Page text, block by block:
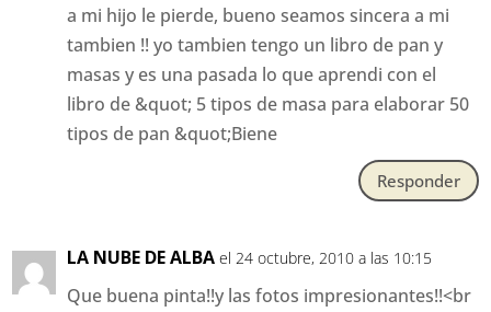
a mi hijo le pierde, bueno seamos sincera a mi
tambien !! yo tambien tengo un libro de pan y
masas y es una pasada lo que aprendi con el
libro de &quot; 5 tipos de masa para elaborar 50
tipos de pan &quot;Biene
Responder
LA NUBE DE ALBA el 24 octubre, 2010 a las 10:15
Que buena pinta!!y las fotos impresionantes!!<br